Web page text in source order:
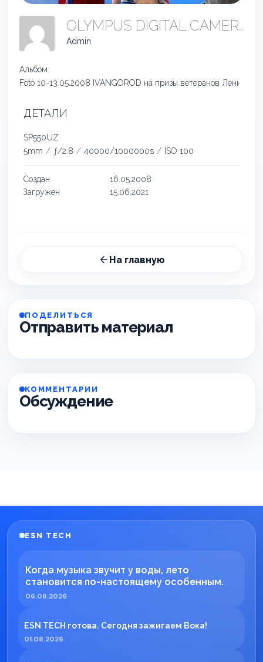
OLYMPUS DIGITAL CAMERA
Admin
Альбом:
Foto 10-13.05.2008 IVANGOROD на призы ветеранов
ДЕТАЛИ
SP550UZ
5mm / ƒ/2.8 / 40000/1000000s / ISO 100
Создан
16.05.2008
Загружен
15.06.2021
На главную
ПОДЕЛИТЬСЯ
Отправить материал
КОММЕНТАРИИ
Обсуждение
ESN TECH
Когда музыка звучит у воды, лето
становится по-настоящему особенным.
06.08.2026
ESN TECH готова. Сегодня зажигаем Вока!
01.08.2026